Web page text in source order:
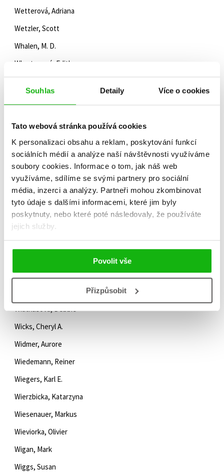
Souhlas Detaily Více o cookies
Tato webová stránka používá cookies
K personalizaci obsahu a reklam, poskytování funkcí
sociálních médií a analýze naší návštěvnosti využíváme
soubory cookies. Informace o tom, jak náš web
využíváme, sdílíme se svými partnery pro sociální
média, inzerci a analýzy. Partneři mohou zkombinovat
tyto údaje s dalšími informacemi, které jim byly
poskytnuty, nebo které poté následovaly, že používáte
jejich služby.
Povolit vše
Přizpůsobit
Wetterová, Adriana
Wetzler, Scott
Whalen, M. D.
Whartonová, Edith
White, Victor
White, Kate
Whiteheadová, Sarah
Whiteside, Shaun
Whitman, Bob
Whitmore, Caleb
Whitney, G.
Wiatkusová, Debbie
Wicks, Cheryl A.
Widmer, Aurore
Wiedemann, Reiner
Wiegers, Karl E.
Wierzbicka, Katarzyna
Wiesenauer, Markus
Wieviorka, Olivier
Wigan, Mark
Wiggs, Susan